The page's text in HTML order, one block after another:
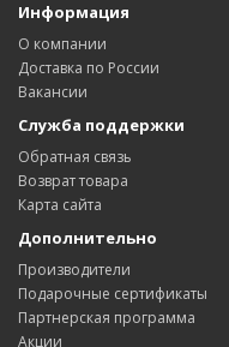
Информация
О компании
Доставка по России
Вакансии
Служба поддержки
Обратная связь
Возврат товара
Карта сайта
Дополнительно
Производители
Подарочные сертификаты
Партнерская программа
Акции